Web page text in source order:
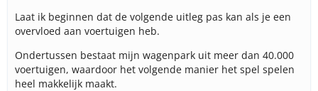
Laat ik beginnen dat de volgende uitleg pas kan als je een
overvloed aan voertuigen heb.
Ondertussen bestaat mijn wagenpark uit meer dan 40.000
voertuigen, waardoor het volgende manier het spel spelen
heel makkelijk maakt.